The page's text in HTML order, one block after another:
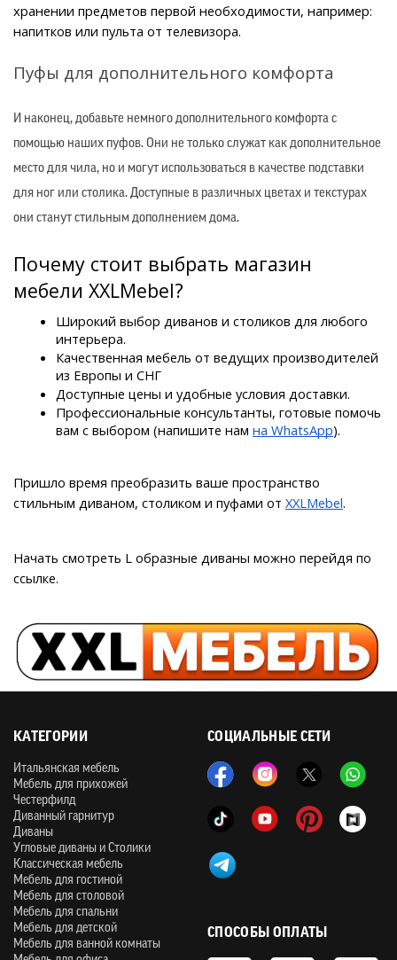
хранении предметов первой необходимости, например:
напитков или пульта от телевизора.
Пуфы для дополнительного комфорта
И наконец, добавьте немного дополнительного комфорта с
помощью наших пуфов. Они не только служат как дополнительное
место для чила, но и могут использоваться в качестве подставки
для ног или столика. Доступные в различных цветах и текстурах
они станут стильным дополнением дома.
Почему стоит выбрать магазин
мебели XXLMebel?
Широкий выбор диванов и столиков для любого
интерьера.
Качественная мебель от ведущих производителей
из Европы и СНГ
Доступные цены и удобные условия доставки.
Профессиональные консультанты, готовые помочь
вам с выбором (напишите нам на WhatsApp).
Пришло время преобразить ваше пространство
стильным диваном, столиком и пуфами от XXLMebel.
Начать смотреть L образные диваны можно перейдя по
ссылке.
СОЦИАЛЬНЫЕ СЕТИ
КАТЕГОРИИ
Итальянская мебель
Мебель для прихожей
Честерфилд
Диванный гарнитур
Диваны
Угловые диваны и Столики
Классическая мебель
Мебель для гостиной
Мебель для столовой
Мебель для спальни
Мебель для детской
Мебель для ванной комнаты
СПОСОБЫ ОПЛАТЫ